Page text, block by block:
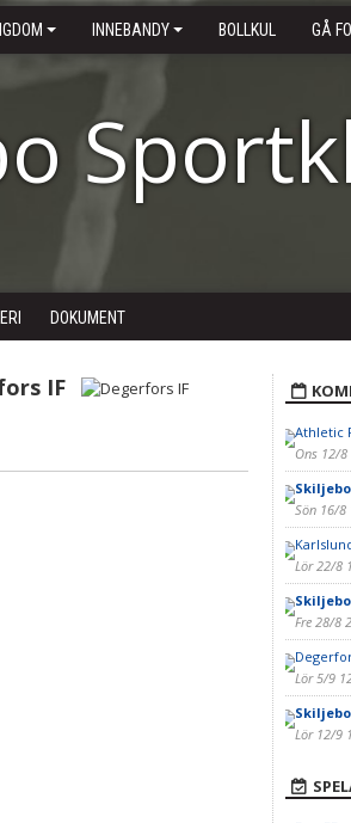
INNEBANDY BOLLKUL GÅ
DOKUMENT
IF
Athletic
Ons 12/8
Skiljebo
Sön 16/8
Lör 22/8
Skiljebo
Fre 28/8
Lör 5/9
Skiljebo
Lör 12/9